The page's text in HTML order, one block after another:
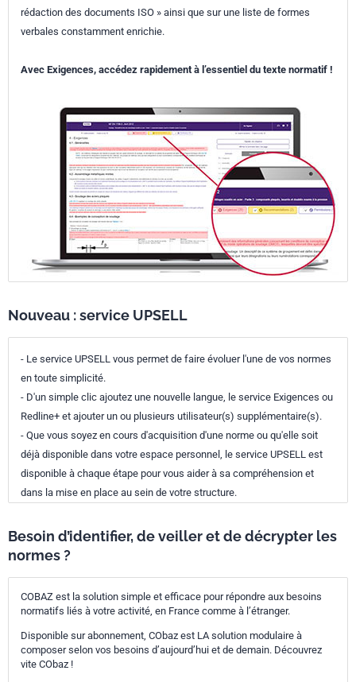
rédaction des documents ISO » ainsi que sur une liste de formes
verbales constamment enrichie.
Avec Exigences, accédez rapidement à l’essentiel du texte normatif !
Nouveau : service UPSELL
- Le service UPSELL vous permet de faire évoluer l'une de vos normes
en toute simplicité.
- D'un simple clic ajoutez une nouvelle langue, le service Exigences ou
Redline+ et ajouter un ou plusieurs utilisateur(s) supplémentaire(s).
- Que vous soyez en cours d'acquisition d'une norme ou qu'elle soit
déjà disponible dans votre espace personnel, le service UPSELL est
disponible à chaque étape pour vous aider à sa compréhension et
dans la mise en place au sein de votre structure.
Besoin d’identifier, de veiller et de décrypter les
normes ?
COBAZ est la solution simple et efficace pour répondre aux besoins
normatifs liés à votre activité, en France comme à l’étranger.
Disponible sur abonnement, CObaz est LA solution modulaire à
composer selon vos besoins d’aujourd’hui et de demain. Découvrez
vite CObaz !